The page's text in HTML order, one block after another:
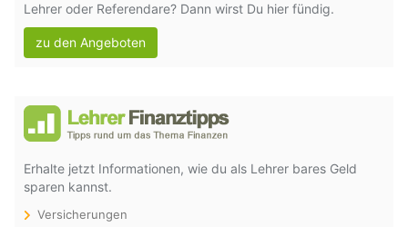
Lehrer oder Referendare? Dann wirst Du hier fündig.
zu den Angeboten
Erhalte jetzt Informationen, wie du als Lehrer bares Geld
sparen kannst.
Versicherungen